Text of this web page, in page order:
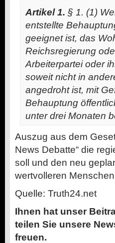
Artikel 1. § 1. (1)
entstellte
geeignet ist, das
Reichsregierung
Arbeiterpartei oder
soweit nicht in
angedroht ist, mit
Behauptung
unter drei Monaten
Auszug aus dem
News Debatte“ die
soll und den neu
wertvolleren
Quelle: Truth24.net
Ihnen hat unser
teilen Sie unsere
freuen.